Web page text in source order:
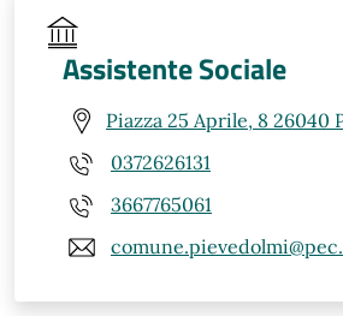
Assistente Sociale
Piazza 25 Aprile, 8 26040
0372626131
3667765061